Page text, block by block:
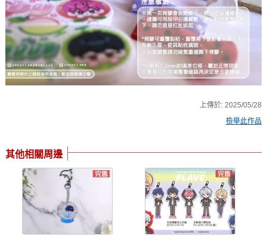
上傳於:2025/05/28
檢舉此作品
其他相關周邊